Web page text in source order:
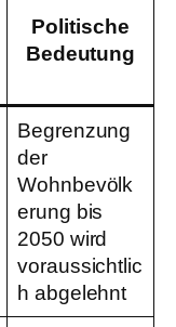
Politische
Bedeutung
Begrenzung
der
Wohnbevölk
erung bis
2050 wird
voraussichtlic
h abgelehnt